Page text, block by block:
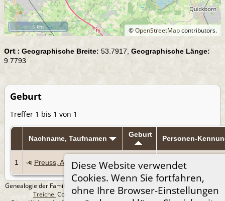
Diese Website verwendet
Cookies. Wenn Sie fortfahren,
ohne Ihre Browser-Einstellungen
©OpenStreetMapcontributors.
5 km
Ort : Geographische Breite: 53.7917, Geographische Länge:
9.7793
Geburt
Treffer 1 bis 1 von 1
Nachname, Taufnamen Geburt Personen-
1 Preuss, Anna Elsabe
1822
I932
Genealogie der Familie Treichel aus Berlin. - erstellt und betreut von
Andreas
Treichel Copyright © 2014-2026 Alle Rechte vorbehalten.